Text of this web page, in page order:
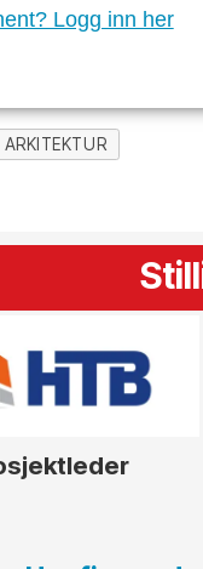
Logg inn her
ARKITEKTUR